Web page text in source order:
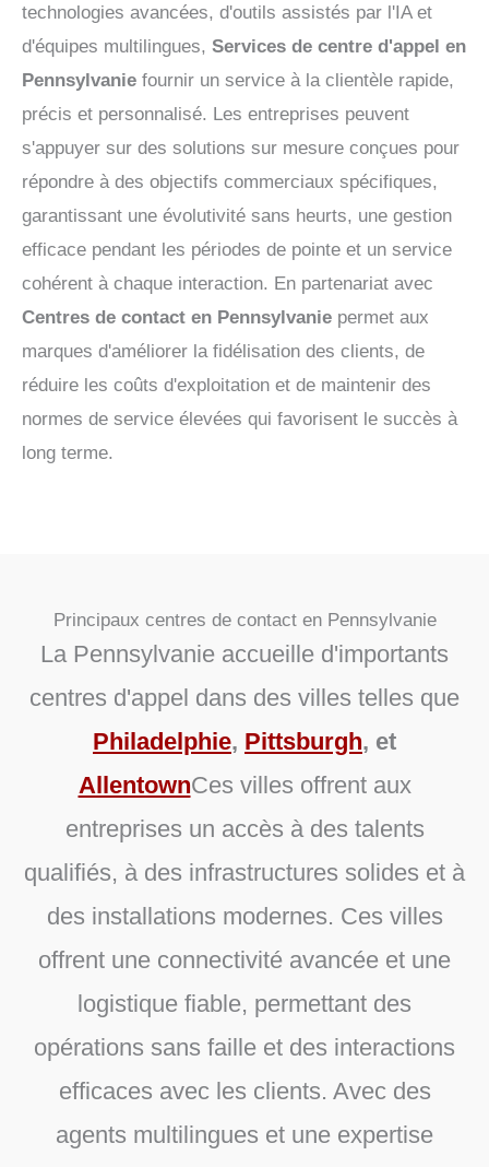
technologies avancées, d'outils assistés par l'IA et
d'équipes multilingues, Services de centre d'appel en
Pennsylvanie fournir un service à la clientèle rapide,
précis et personnalisé. Les entreprises peuvent
s'appuyer sur des solutions sur mesure conçues pour
répondre à des objectifs commerciaux spécifiques,
garantissant une évolutivité sans heurts, une gestion
efficace pendant les périodes de pointe et un service
cohérent à chaque interaction. En partenariat avec
Centres de contact en Pennsylvanie permet aux
marques d'améliorer la fidélisation des clients, de
réduire les coûts d'exploitation et de maintenir des
normes de service élevées qui favorisent le succès à
long terme.
Principaux centres de contact en Pennsylvanie
La Pennsylvanie accueille d'importants
centres d'appel dans des villes telles que
Philadelphie, Pittsburgh, et
AllentownCes villes offrent aux
entreprises un accès à des talents
qualifiés, à des infrastructures solides et à
des installations modernes. Ces villes
offrent une connectivité avancée et une
logistique fiable, permettant des
opérations sans faille et des interactions
efficaces avec les clients. Avec des
agents multilingues et une expertise